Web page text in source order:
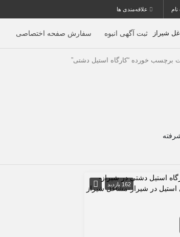
علاقه‌مندی ها
ثبت آگهی انبوه سفارش صفحه اختصاصی
برچسب خورده “کارگاه استیل دشتی”
162 بازدید